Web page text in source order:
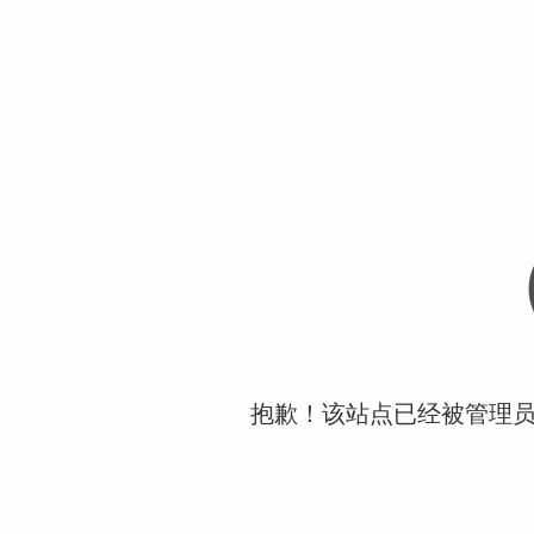
抱歉！该站点已经被管理